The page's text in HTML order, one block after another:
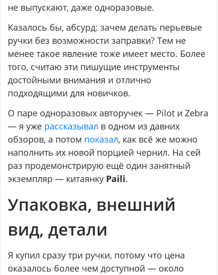
не выпускают, даже одноразовые.
Казалось бы, абсурд: зачем делать перьевые
ручки без возможности заправки? Тем не
менее такое явление тоже имеет место. Более
того, считаю эти пишущие инструменты
достойными внимания и отлично
подходящими для новичков.
О паре одноразовых авторучек — Pilot и Zebra
— я уже рассказывал в одном из давних
обзоров, а потом показал, как всё же можно
наполнить их новой порцией чернил. На сей
раз продемонстрирую ещё один занятный
экземпляр — китаянку Paili.
Упаковка, внешний
вид, детали
Я купил сразу три ручки, потому что цена
оказалось более чем доступной — около